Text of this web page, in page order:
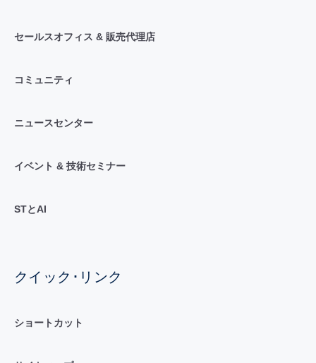
セールスオフィス & 販売代理店
コミュニティ
ニュースセンター
イベント & 技術セミナー
STとAI
クイック･リンク
ショートカット